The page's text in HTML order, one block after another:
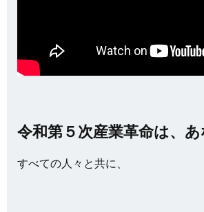
令和第５次産業革命は、あ
すべての人々と共に、